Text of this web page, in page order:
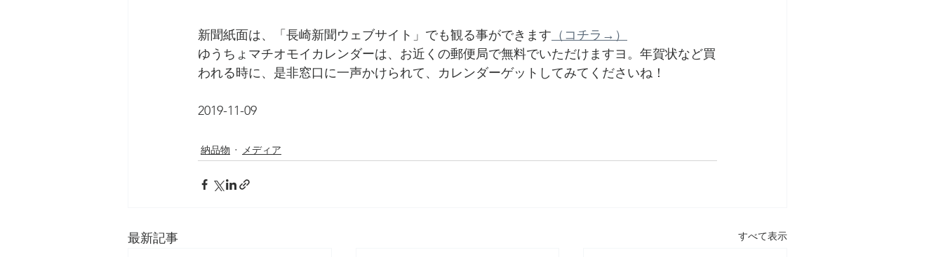
新聞紙面は、「長崎新聞ウェブサイト」でも観る事ができます （コチラ→）
ゆうちょマチオモイカレンダーは、お近くの郵便局で無料でいただけますヨ。年賀状など買
われる時に、是非窓口に一声かけられて、カレンダーゲットしてみてくださいね！
2019-11-09
納品物 メディア
最新記事 すべて表示